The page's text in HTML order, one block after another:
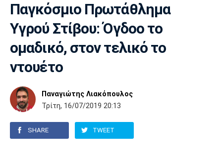
AUTO-MOTO PLUS
Super League 1
Super League 2
Γ Εθνική
Champions League
Europa League
Μπάσκετ
Ελλάδα
Εθνική
ΝΒΑ
Α Γυναικών
Ολυμπιακοί Αγώνες
Βόλεϊ
Τένις
Σπορ
Ολυμπιακός ΑΕΚ ΠΑΟΚ
Αστέρας
ΠΑΣ Γιάννινα
Παγκόσμιο Πρωτάθλημα
Υγρού Στίβου: Όγδοο το
ομαδικό, στον τελικό το
ντουέτο
Παναγιώτης Λιακόπουλος
Τρίτη, 16/07/2019 20:13
SHARE TWEET